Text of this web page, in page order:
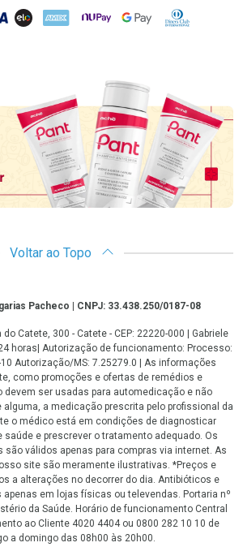
ELO AMEX NuPay Google PayDiners Club
Destaque
Voltar ao Topo
Pacheco | CNPJ: 33.438.250/0187-08
do Catete, 300 - Catete - CEP: 22220-000 | Gabriele
horas| Autorização de funcionamento: Processo:
Autorização/MS: 7.25279.0 | As informações
como promoções e ofertas de remédios e
devem ser usadas para automedicação e não
a medicação prescrita pelo profissional da
o médico está em condições de diagnosticar
saúde e prescrever o tratamento adequado. Os
são válidos apenas para compras via internet. As
site são meramente ilustrativas. *Preços e
a alterações no decorrer do dia. Antibióticos e
em lojas físicas ou televendas. Portaria nº
da Saúde. Horário de funcionamento Central
ao Cliente 4020 4404 ou 0800 282 10 10 de
a domingo das 08h00 às 20h00.